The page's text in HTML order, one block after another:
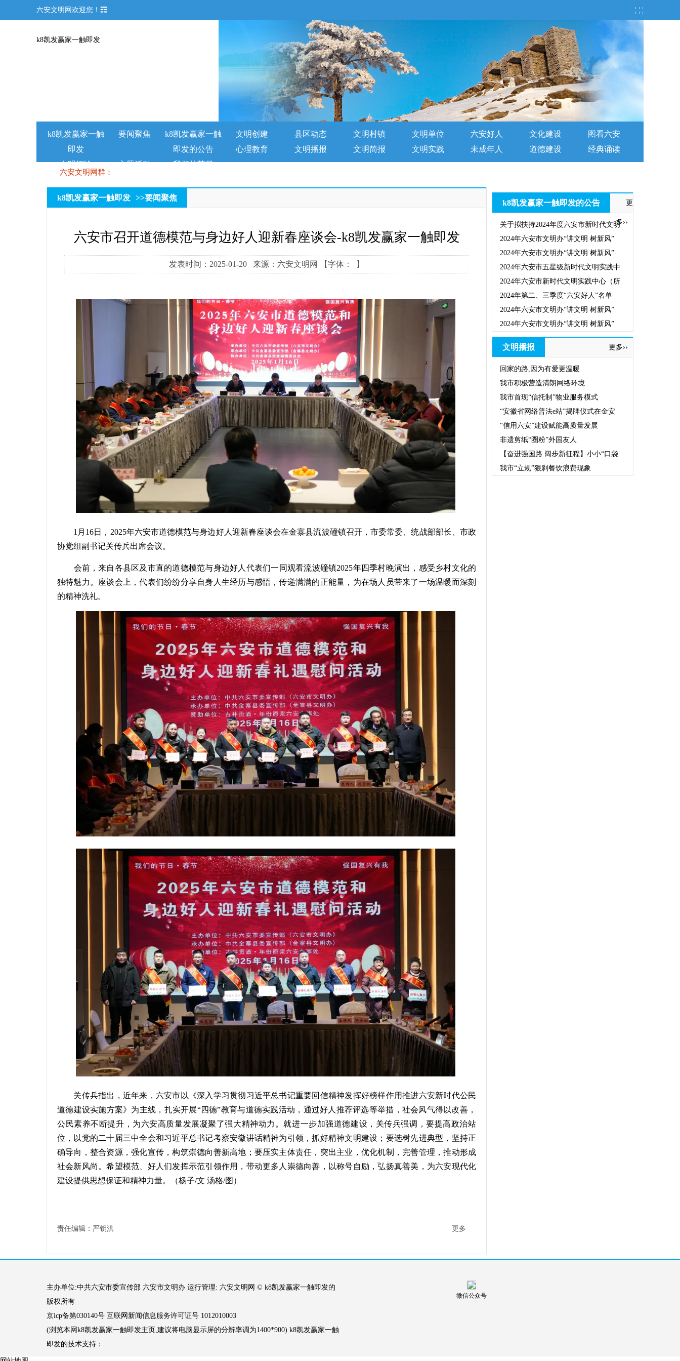
六安文明网欢迎您！☶ ¦ ¦ ¦
k8凯发赢家一触即发
k8凯发赢家一触
即发
要闻聚焦
k8凯发赢家一触
即发的公告
文明创建 县区动态 文明村镇 文明单位 六安好人 文化建设
图看六安
心理教育
文明播报 文明简报 文明实践 未成年人 道德建设
经典诵读
文明评论
主题活动 我们的节日
六安文明网群：
k8凯发赢家一触即发 >>要闻聚焦
六安市召开道德模范与身边好人迎新春座谈会-k8凯发赢家一触即发
发表时间：2025-01-20 来源：六安文明网 【字体： 】
1月16日，2025年六安市道德模范与身边好人迎新春座谈会在金寨县流波䃥镇召开，市委常委、统战部部长、市政
协党组副书记关传兵出席会议。
会前，来自各县区及市直的道德模范与身边好人代表们一同观看流波䃥镇2025年四季村晚演出，感受乡村文化的
独特魅力。座谈会上，代表们纷纷分享自身人生经历与感悟，传递满满的正能量，为在场人员带来了一场温暖而深刻
的精神洗礼。
关传兵指出，近年来，六安市以《深入学习贯彻习近平总书记重要回信精神发挥好榜样作用推进六安新时代公民
道德建设实施方案》为主线，扎实开展“四德”教育与道德实践活动，通过好人推荐评选等举措，社会风气得以改善，
公民素养不断提升，为六安高质量发展凝聚了强大精神动力。就进一步加强道德建设，关传兵强调，要提高政治站
位，以党的二十届三中全会和习近平总书记考察安徽讲话精神为引领，抓好精神文明建设；要选树先进典型，坚持正
确导向，整合资源，强化宣传，构筑崇德向善新高地；要压实主体责任，突出主业，优化机制，完善管理，推动形成
社会新风尚。希望模范、好人们发挥示范引领作用，带动更多人崇德向善，以称号自励，弘扬真善美，为六安现代化
建设提供思想保证和精神力量。（杨子/文 汤格/图）
更多
责任编辑：严钥洪
k8凯发赢家一触即发的公告 更
多››
关于拟扶持2024年度六安市新时代文明
2024年六安市文明办“讲文明 树新风”
2024年六安市文明办“讲文明 树新风”
2024年六安市五星级新时代文明实践中
2024年六安市新时代文明实践中心（所
2024年第二、三季度“六安好人”名单
2024年六安市文明办“讲文明 树新风”
2024年六安市文明办“讲文明 树新风”
文明播报 更多››
回家的路,因为有爱更温暖
我市积极营造清朗网络环境
我市首现“信托制”物业服务模式
“安徽省网络普法e站”揭牌仪式在金安
“信用六安”建设赋能高质量发展
非遗剪纸“圈粉”外国友人
【奋进强国路 阔步新征程】小小“口袋
我市“立规”狠刹餐饮浪费现象
主办单位:中共六安市委宣传部 六安市文明办 运行管理: 六安文明网 © k8凯发赢家一触即发的
版权所有
京icp备第030140号 互联网新闻信息服务许可证号 1012010003
(浏览本网k8凯发赢家一触即发主页,建议将电脑显示屏的分辨率调为1400*900) k8凯发赢家一触
即发的技术支持：
微信公众号